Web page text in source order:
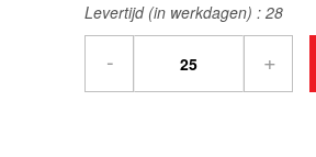
Levertijd (in werkdagen) : 28
- +